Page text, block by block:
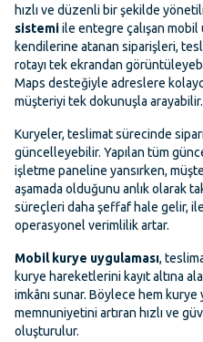
hızlı ve düzenli bir şekilde
sistemiile entegre çalışan
kendilerine atanan siparişleri,
rotayı tek ekrandan
Maps desteğiyle adreslere
müşteriyi tek dokunuşla arayabilir.
Kuryeler, teslimat sürecinde
güncelleyebilir. Yapılan tüm
işletme paneline yansırken,
aşamada olduğunu anlık olarak
süreçleri daha şeffaf hale gelir,
operasyonel verimlilik artar.
Mobil kurye uygulaması,
kurye hareketlerini kayıt altına
imkânı sunar. Böylece hem
memnuniyetini artıran hızlı ve
oluşturulur.